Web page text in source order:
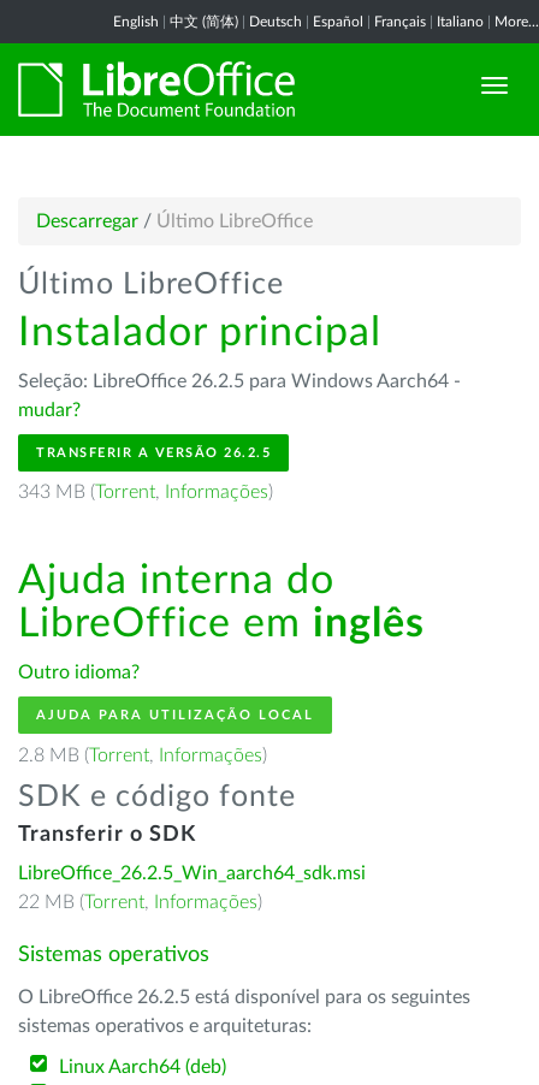
English 中文 (简体) Deutsch Español Français Italiano More...
Descarregar / Último LibreOffice
Último LibreOffice
Instalador principal
Seleção: LibreOffice 26.2.5 para Windows Aarch64 -
mudar?
TRANSFERIR A VERSÃO 26.2.5
343 MB (Torrent, Informações)
Ajuda interna do
LibreOffice em inglês
Outro idioma?
AJUDA PARA UTILIZAÇÃO LOCAL
2.8 MB (Torrent, Informações)
SDK e código fonte
Transferir o SDK
LibreOffice_26.2.5_Win_aarch64_sdk.msi
22 MB (Torrent, Informações)
Sistemas operativos
O LibreOffice 26.2.5 está disponível para os seguintes
sistemas operativos e arquiteturas:
Linux Aarch64 (deb)